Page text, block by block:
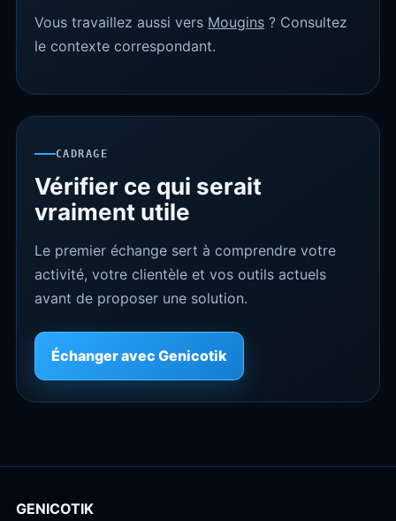
Vous travaillez aussi vers Mougins ? Consultez
le contexte correspondant.
CADRAGE
Vérifier ce qui serait
vraiment utile
Le premier échange sert à comprendre votre
activité, votre clientèle et vos outils actuels
avant de proposer une solution.
Échanger avec Genicotik
GENICOTIK